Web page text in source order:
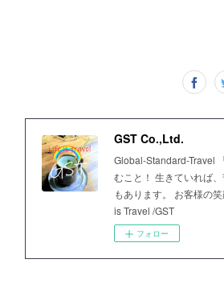
GST Co.,Ltd.
Global-Standard-Travel
むこと！ 生きていれば
もあります。 お客様の
is Travel /GST
フォロー